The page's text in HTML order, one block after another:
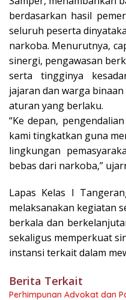
berdasarkan hasil
seluruh peserta
narkoba. Menurutnya,
sinergi, pengawasan
serta tingginya
jajaran dan warga
aturan yang berlaku.
“Ke depan,
kami tingkatkan guna
lingkungan
bebas dari narkoba,”
Lapas Kelas I
melaksanakan kegiatan
berkala dan
sekaligus memperkuat
instansi terkait dalam
Berita Terkait
Perhimpunan Advokat dan Paralegal FAAM Buka Rekrutmen